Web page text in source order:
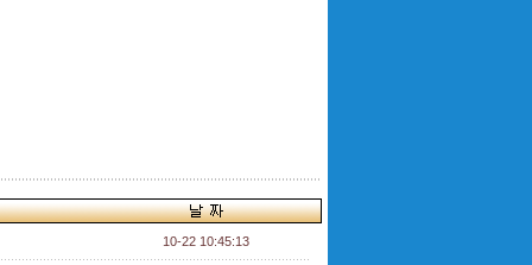
10-22 10:45:13